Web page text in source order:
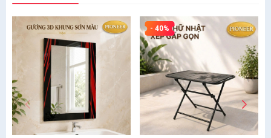
- 40%